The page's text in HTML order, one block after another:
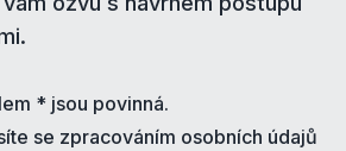
* jsou povinná.
se zpracováním osobních údajů